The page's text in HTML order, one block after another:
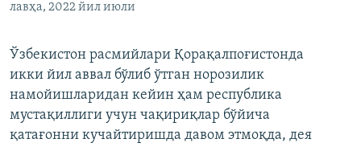
лавҳа, 2022 йил июли
Ўзбекистон расмийлари Қорақалпоғистонда
икки йил аввал бўлиб ўтган норозилик
намойишларидан кейин ҳам республика
мустақиллиги учун чақириқлар бўйича
қатағонни кучайтиришда давом этмоқда, дея